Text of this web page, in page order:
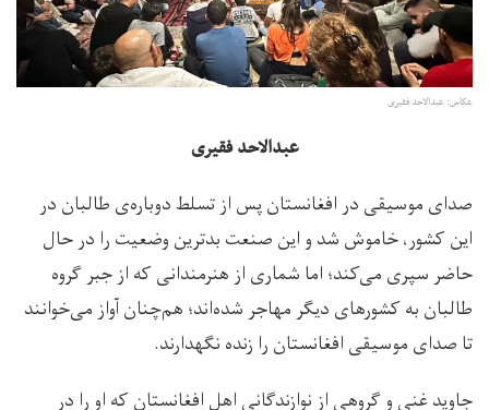
عکاس: عبدالاحد فقیری
عبدالاحد فقیری
صدای موسیقی در افغانستان پس از تسلط دوباره‌ی طالبان در
این کشور، خاموش شد و این صنعت بدترین وضعیت را در حال
حاضر سپری می‌کند؛ اما شماری از هنرمندانی که از جبر گروه
طالبان به کشورهای دیگر مهاجر شده‌اند؛ هم‌چنان آواز می‌خوانند
تا صدای موسیقی افغانستان را زنده نگهدارند.
جاوید غنی و گروهی از نوازندگانی اهل افغانستان که او را در